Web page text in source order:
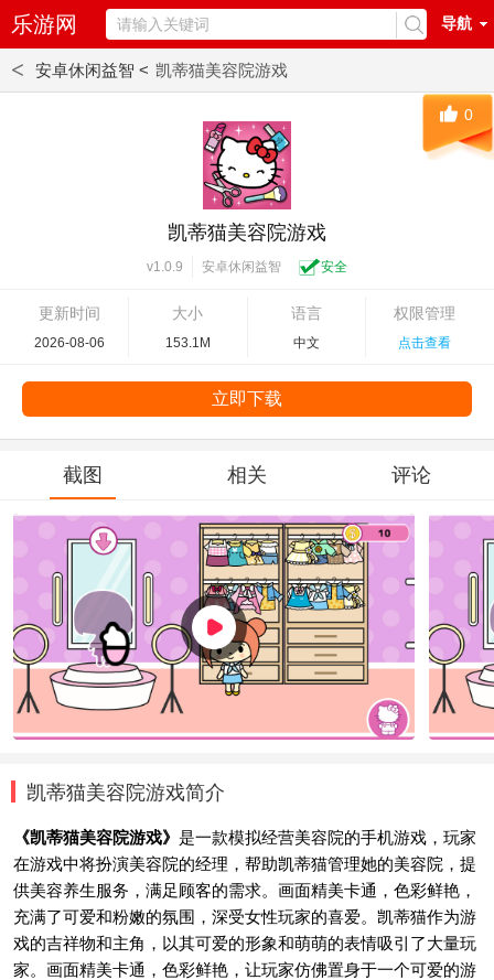
乐游网 导航
< 安卓休闲益智 < 凯蒂猫美容院游戏
凯蒂猫美容院游戏
v1.0.9 安卓休闲益智 安全
更新时间
2026-08-06
大小
153.1M
语言
中文
权限管理
点击查看
0
立即下载
截图 相关 评论
凯蒂猫美容院游戏简介
《凯蒂猫美容院游戏》 是一款模拟经营美容院的手机游戏，玩家
在游戏中将扮演美容院的经理，帮助凯蒂猫管理她的美容院，提
供美容养生服务，满足顾客的需求。画面精美卡通，色彩鲜艳，
充满了可爱和粉嫩的氛围，深受女性玩家的喜爱。凯蒂猫作为游
戏的吉祥物和主角，以其可爱的形象和萌萌的表情吸引了大量玩
家。画面精美卡通，色彩鲜艳，让玩家仿佛置身于一个可爱的游